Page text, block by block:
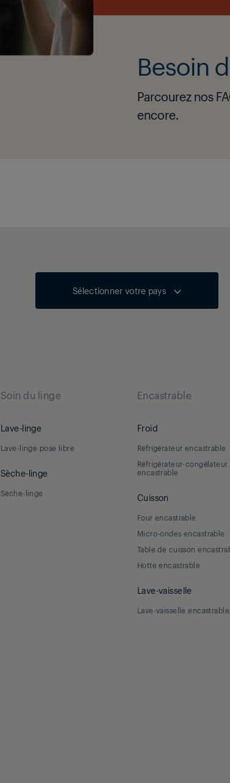
Besoin
Parcourez nos
encore.
Sélectionner votre pays
Soin du linge
Lave-linge
Lave-linge pose libre
Sèche-linge
Sèche-linge
Encastrable
Froid
Réfrigérateur encastrable
Réfrigérateur-congélateur
encastrable
Cuisson
Four encastrable
Micro-ondes encastrable
Table de cuisson
Hotte encastrable
Lave-vaisselle
Lave-vaisselle encastrable